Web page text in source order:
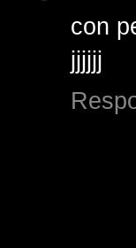
con
jjjjjj